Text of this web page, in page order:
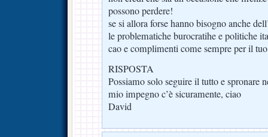
possono perdere!
se si allora forse hanno bisogno anche
le problematiche burocratihe e politiche
cao e complimenti come sempre per il
RISPOSTA
Possiamo solo seguire il tutto e spronare
mio impegno c’è sicuramente, ciao
David